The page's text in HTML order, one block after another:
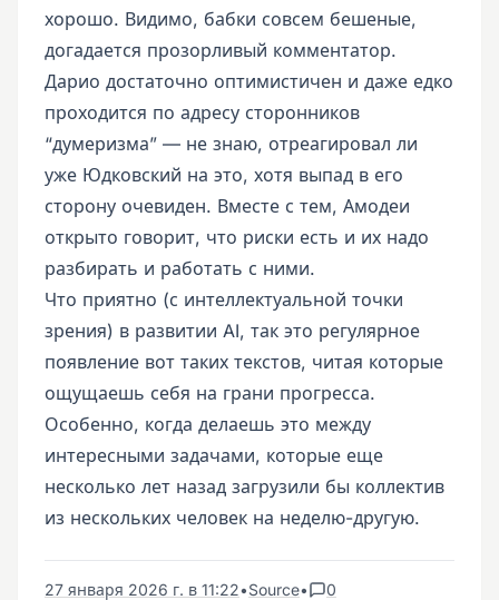
хорошо. Видимо, бабки совсем бешеные,
догадается прозорливый комментатор.
Дарио достаточно оптимистичен и даже едко
проходится по адресу сторонников
“думеризма” — не знаю, отреагировал ли
уже Юдковский на это, хотя выпад в его
сторону очевиден. Вместе с тем, Амодеи
открыто говорит, что риски есть и их надо
разбирать и работать с ними.
Что приятно (с интеллектуальной точки
зрения) в развитии AI, так это регулярное
появление вот таких текстов, читая которые
ощущаешь себя на грани прогресса.
Особенно, когда делаешь это между
интересными задачами, которые еще
несколько лет назад загрузили бы коллектив
из нескольких человек на неделю-другую.
27 января 2026 г. в 11:22•Source• 0